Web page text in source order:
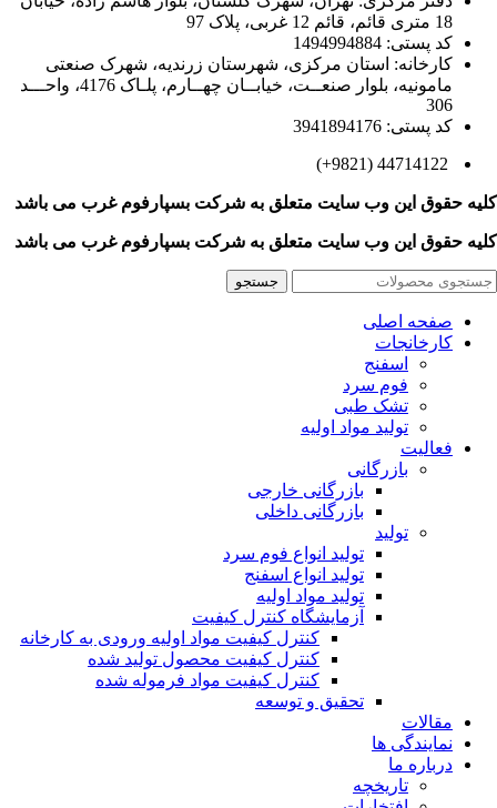
18 متری قائم، قائم 12 غربی، پلاک 97
کد پستی: 1494994884
کارخانه: استان مرکزی، شهرستان زرندیه، شهرک صنعتی
مامونیه، بلوار صنعــت، خیابــان چهــارم، پلـاک 4176، واحـــد
306
کد پستی: 3941894176
44714122 (9821+)
کلیه حقوق این وب سایت متعلق به شرکت بسپارفوم غرب می باشد
کلیه حقوق این وب سایت متعلق به شرکت بسپارفوم غرب می باشد
جستجو
صفحه اصلی
کارخانجات
اسفنج
فوم سرد
تشک طبی
تولید مواد اولیه
فعالیت
بازرگانی
بازرگانی خارجی
بازرگانی داخلی
تولید
تولید انواع فوم سرد
تولید انواع اسفنج
تولید مواد اولیه
آزمایشگاه کنترل کیفیت
کنترل کیفیت مواد اولیه ورودی به کارخانه
کنترل کیفیت محصول تولید شده
کنترل کیفیت مواد فرموله شده
تحقیق و توسعه
مقالات
نمایندگی ها
درباره ما
تاریخچه